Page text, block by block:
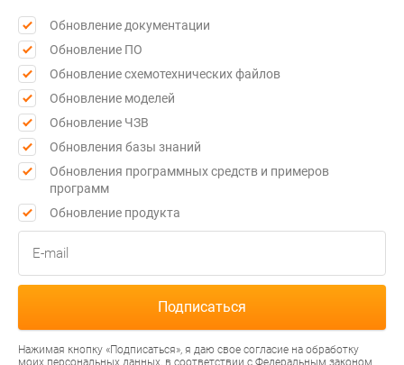
Обновление документации
Обновление ПО
Обновление схемотехнических файлов
Обновление моделей
Обновление ЧЗВ
Обновления базы знаний
Обновления программных средств и примеров
программ
Обновление продукта
Нажимая кнопку «Подписаться», я даю свое согласие на обработку
моих персональных данных, в соответствии с Федеральным законом